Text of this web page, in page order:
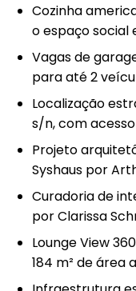
Cozinha
o espaço social
Vagas de
para até 2
Localização
s/n, com
Projeto
Syshaus por
Curadoria de
por Clarissa
Lounge View
184 m² de área